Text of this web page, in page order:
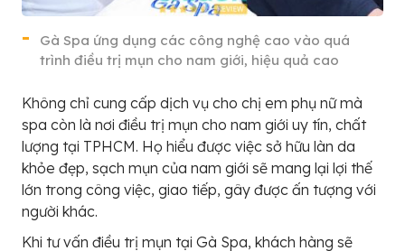
Gà Spa ứng dụng các công nghệ cao vào quá
trình điều trị mụn cho nam giới, hiệu quả cao
Không chỉ cung cấp dịch vụ cho chị em phụ nữ mà
spa còn là nơi điều trị mụn cho nam giới uy tín, chất
lượng tại TPHCM. Họ hiểu được việc sở hữu làn da
khỏe đẹp, sạch mụn của nam giới sẽ mang lại lợi thế
lớn trong công việc, giao tiếp, gây được ấn tượng với
người khác.
Khi tư vấn điều trị mụn tại Gà Spa, khách hàng sẽ